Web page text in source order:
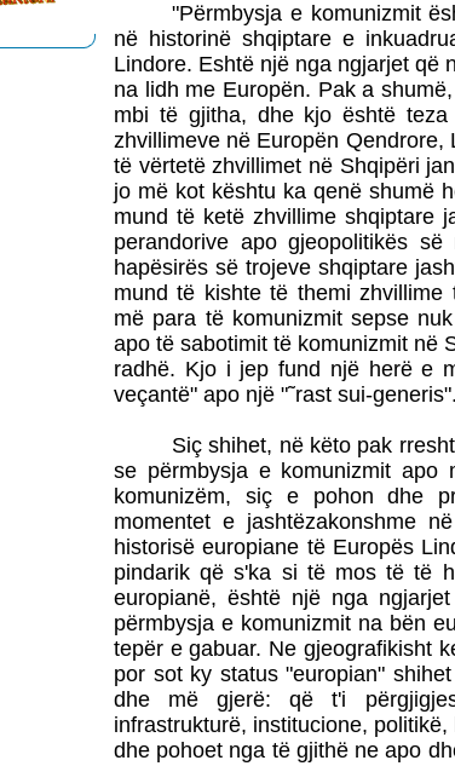
"Përmbysja e komunizmit
në historinë shqiptare e
Lindore. Eshtë një nga ngjarjet që
na lidh me Europën. Pak a
mbi të gjitha, dhe kjo është
zhvillimeve në Europën
të vërtetë zhvillimet në Shqipëri
jo më kot kështu ka qenë shumë
mund të ketë zhvillime shqiptare
perandorive apo gjeopolitikës
hapësirës së trojeve shqiptare
mund të kishte të themi
më para të komunizmit sepse
apo të sabotimit të komunizmit në
radhë. Kjo i jep fund një herë e
veçantë" apo një "˜rast sui-generis".
Siç shihet, në këto pak
se përmbysja e komunizmit
komunizëm, siç e pohon dhe
momentet e jashtëzakonshme
historisë europiane të Europës
pindarik që s'ka si të mos të të
europianë, është një nga
përmbysja e komunizmit na bën
tepër e gabuar. Ne gjeografikisht
por sot ky status "europian"
dhe më gjerë: që t'i
infrastrukturë, institucione,
dhe pohoet nga të gjithë ne apo